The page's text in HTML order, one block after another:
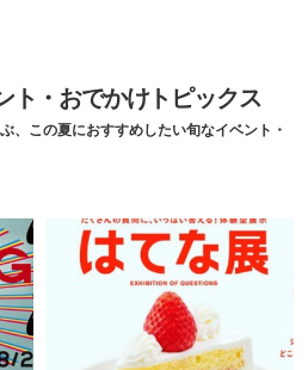
ト・おでかけトピックス
、この夏におすすめしたい旬なイベント・